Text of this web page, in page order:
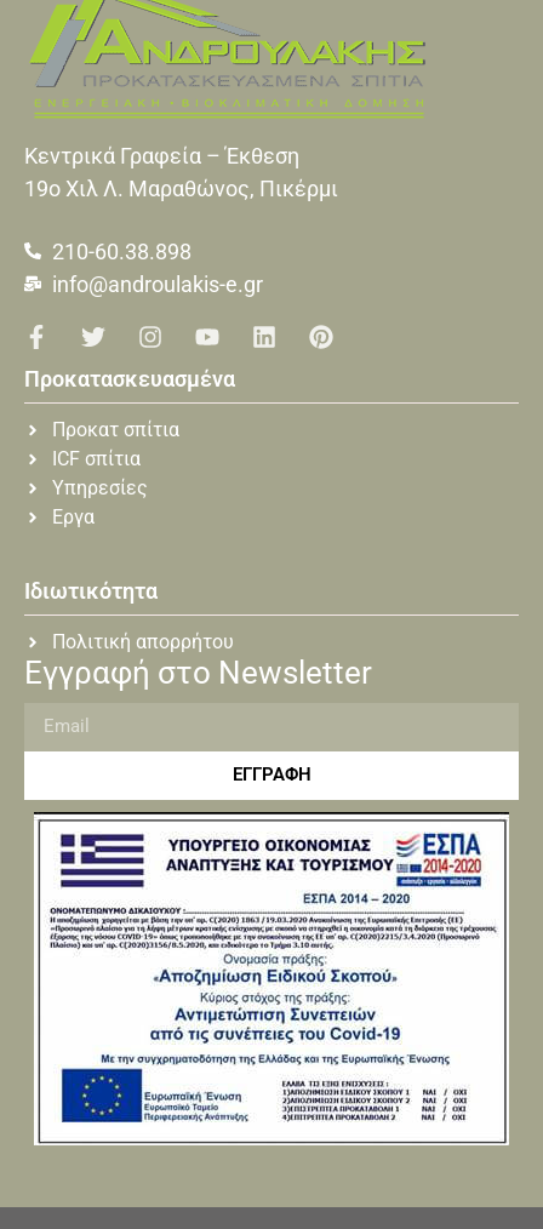
Κεντρικά Γραφεία – Έκθεση
19o Xιλ Λ. Μαραθώνος, Πικέρμι
210-60.38.898
info@androulakis-e.gr
Προκατασκευασμένα
Προκατ σπίτια
ICF σπίτια
Υπηρεσίες
Εργα
Ιδιωτικότητα
Πολιτική απορρήτου
Εγγραφή στο Newsletter
ΕΓΓΡΑΦΗ